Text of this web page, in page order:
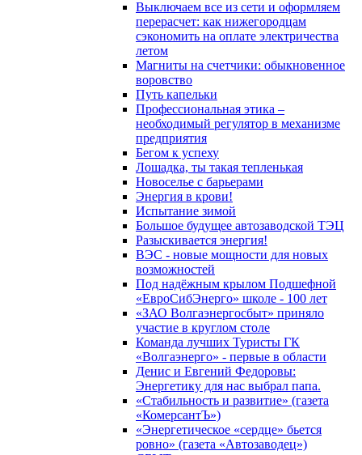
Выключаем все из сети и оформляем
перерасчет: как нижегородцам
сэкономить на оплате электричества
летом
Магниты на счетчики: обыкновенное
воровство
Путь капельки
Профессиональная этика –
необходимый регулятор в механизме
предприятия
Бегом к успеху
Лошадка, ты такая тепленькая
Новоселье с барьерами
Энергия в крови!
Испытание зимой
Большое будущее автозаводской ТЭЦ
Разыскивается энергия!
ВЭС - новые мощности для новых
возможностей
Под надёжным крылом Подшефной
«ЕвроСибЭнерго» школе - 100 лет
«ЗАО Волгаэнергосбыт» приняло
участие в круглом столе
Команда лучших Туристы ГК
«Волгаэнерго» - первые в области
Денис и Евгений Федоровы:
Энергетику для нас выбрал папа.
«Стабильность и развитие» (газета
«КомерсантЪ»)
«Энергетическое «сердце» бьется
ровно» (газета «Автозаводец»)